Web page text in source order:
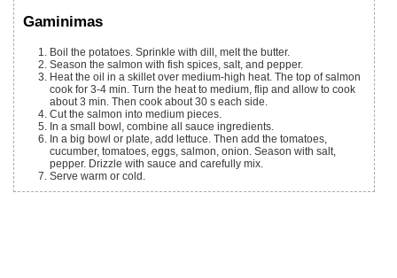
Gaminimas
Boil the potatoes. Sprinkle with dill, melt the butter.
Season the salmon with fish spices, salt, and pepper.
Heat the oil in a skillet over medium-high heat. The top of salmon
cook for 3-4 min. Turn the heat to medium, flip and allow to cook
about 3 min. Then cook about 30 s each side.
Cut the salmon into medium pieces.
In a small bowl, combine all sauce ingredients.
cucumber, tomatoes, eggs, salmon, onion. Season with salt,
pepper. Drizzle with sauce and carefully mix.
Serve warm or cold.